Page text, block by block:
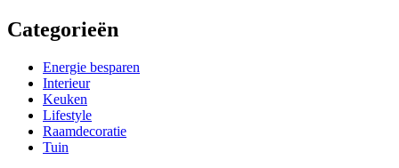
Categorieën
Energie besparen
Interieur
Keuken
Lifestyle
Raamdecoratie
Tuin